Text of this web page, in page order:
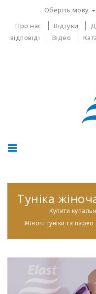
Оберіть мову
Про нас
Відгуки
відповіді
Відео
Туніка
Купити
Жіночі туніки та парео